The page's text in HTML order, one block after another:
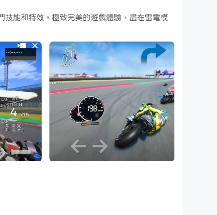
車遊戲中體驗激烈的賽車動作。扮演你最喜歡
的朋友。
素激增的賽車行動，並在最快的車道上一路馳
，但是要掌握它比看起來要困難得多。
能和特效。極致完美的遊戲體驗，盡在雷電模